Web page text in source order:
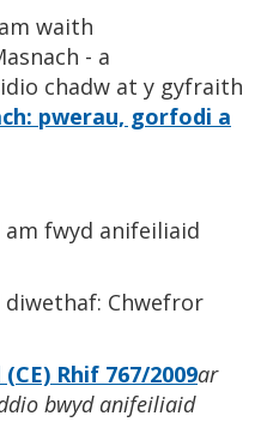
waith
- a
chadw at y gyfraith
pwerau, gorfodi a
am fwyd anifeiliaid
Chwefror
Rhif 767/2009ar
bwyd anifeiliaid